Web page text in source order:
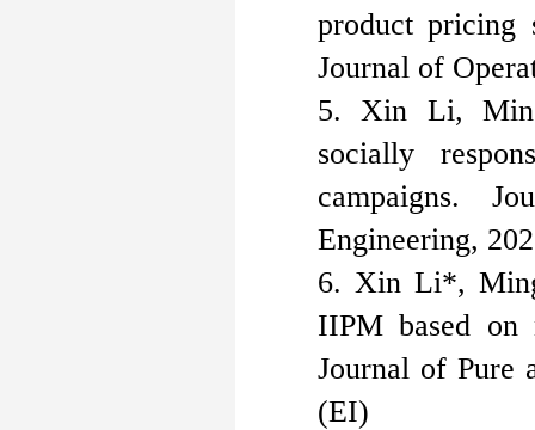
productpricing
Journal of
5. Xin Li,
sociallyr
campaigns.
Engineering,
6. Xin Li*,
IIPM based on
Journal of Pure
(EI)